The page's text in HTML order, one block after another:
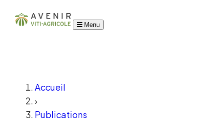
Menu
Accueil
›
Publications